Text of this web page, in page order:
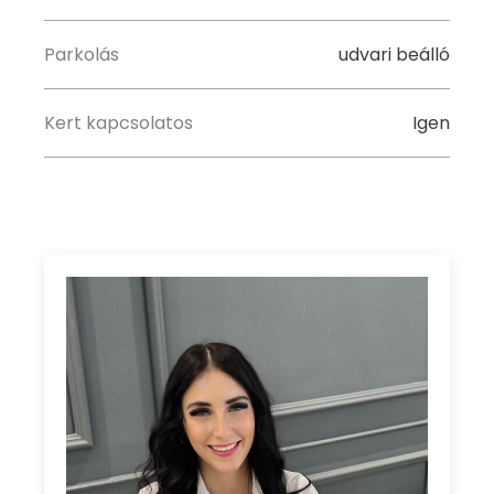
Parkolás udvari beálló
Kert kapcsolatos Igen